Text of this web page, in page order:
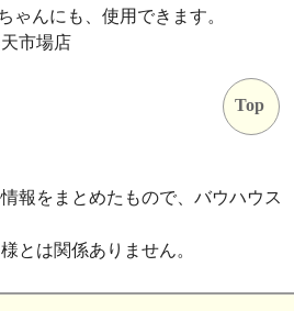
ゃんにも、使用できます。
市場店
Top
報をまとめたもので、バウハウス
とは関係ありません。